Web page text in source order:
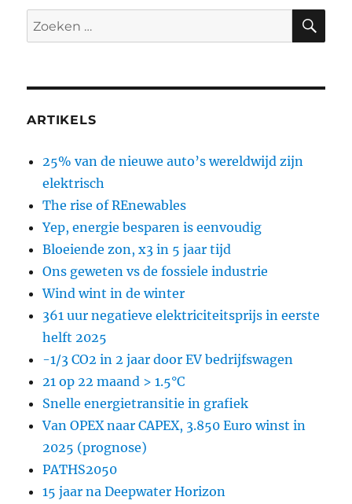
Zoeken
naar:
ARTIKELS
25% van de nieuwe auto’s wereldwijd zijn
elektrisch
The rise of REnewables
Yep, energie besparen is eenvoudig
Bloeiende zon, x3 in 5 jaar tijd
Ons geweten vs de fossiele industrie
Wind wint in de winter
361 uur negatieve elektriciteitsprijs in eerste
helft 2025
-1/3 CO2 in 2 jaar door EV bedrijfswagen
21 op 22 maand > 1.5°C
Snelle energietransitie in grafiek
Van OPEX naar CAPEX, 3.850 Euro winst in
2025 (prognose)
PATHS2050
15 jaar na Deepwater Horizon